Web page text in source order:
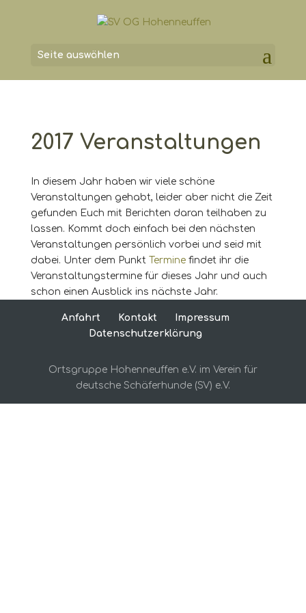
Seite auswählen
2017 Veranstaltungen
In diesem Jahr haben wir viele schöne
Veranstaltungen gehabt, leider aber nicht die Zeit
gefunden Euch mit Berichten daran teilhaben zu
lassen. Kommt doch einfach bei den nächsten
Veranstaltungen persönlich vorbei und seid mit
dabei. Unter dem Punkt Terminefindet ihr die
Veranstaltungstermine für dieses Jahr und auch
schon einen Ausblick ins nächste Jahr.
Anfahrt Kontakt
Impressum
Datenschutzerklärung
Ortsgruppe Hohenneuffen e.V. im Verein für
deutsche Schäferhunde (SV) e.V.